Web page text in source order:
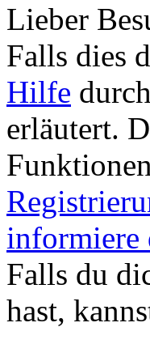
Lieber
Falls dies
Hilfe
erläutert.
informiere
Falls du
hast,